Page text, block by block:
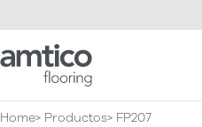
Amtico Flooring
Home Productos FP207